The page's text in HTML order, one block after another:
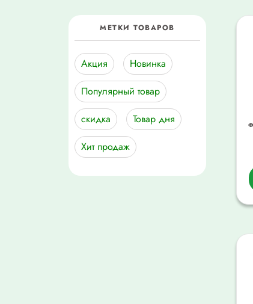
Лекарственные
Мама + малыш
Медицинская Техника
Подгузники
МЕТКИ ТОВАРОВ
Акция
Новинка
Популярный товар
скидка
Товар дня
Хит продаж